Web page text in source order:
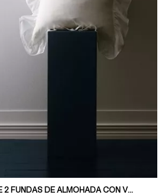
PACK DE 2 FUNDAS DE ALMOHADA CON VOLADO